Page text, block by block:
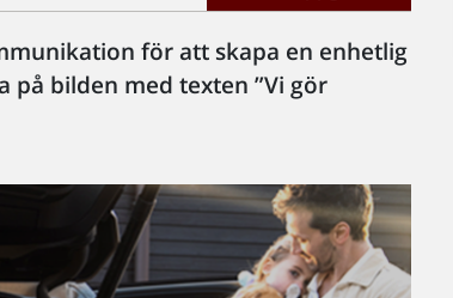
för att skapa en enhetlig
på bilden med texten ”Vi gör